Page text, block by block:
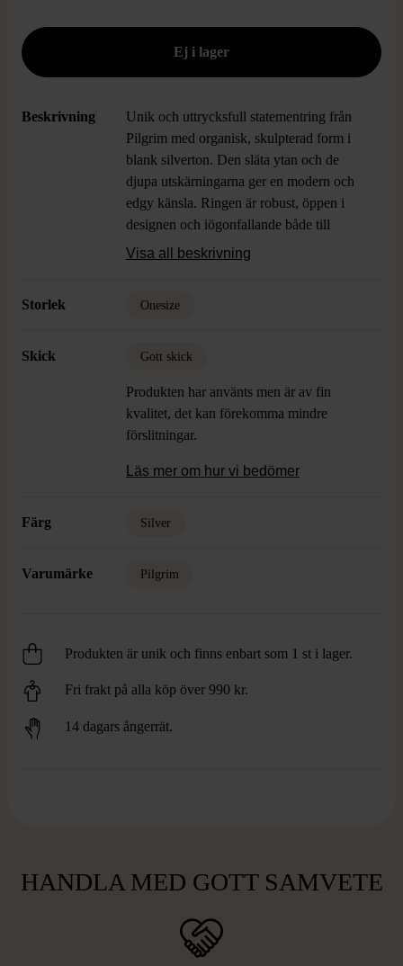
Beskrivning
Unik och uttrycksfull statementring från
Pilgrim med organisk, skulpterad form i
blank silverton. Den släta ytan och de
djupa utskärningarna ger en modern och
edgy känsla. Ringen är robust, öppen i
designen och iögonfallande både till
vardags och fest. Perfekt accessoar för dig
Visa all beskrivning
Storlek Onesize
Skick Gott skick
Produkten har använts men är av fin
kvalitet, det kan förekomma mindre
förslitningar.
Läs mer om hur vi bedömer
Färg Silver
Varumärke Pilgrim
Produkten är unik och finns enbart som 1 st i lager.
Fri frakt på alla köp över 990 kr.
14 dagars ångerrät.
HANDLA MED GOTT SAMVETE